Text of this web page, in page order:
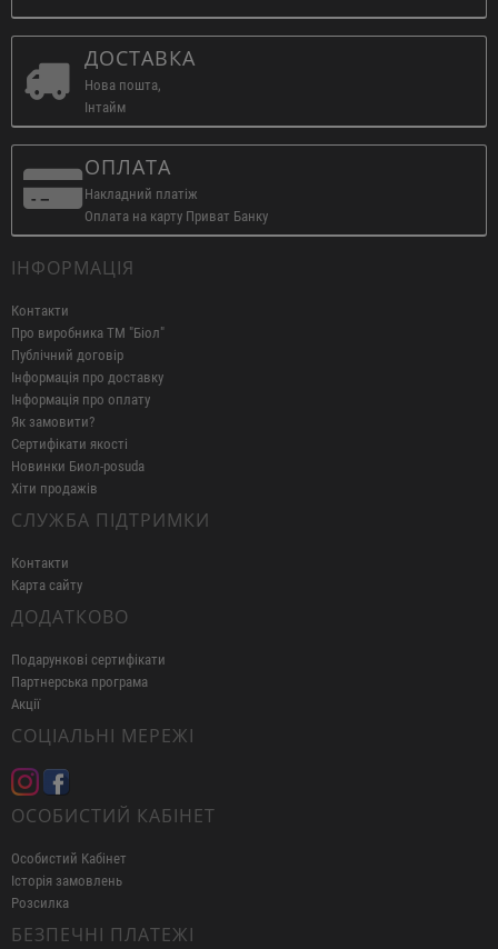
ДОСТАВКА
Нова пошта,
Інтайм
ОПЛАТА
Накладний платіж
Оплата на карту Приват Банку
ІНФОРМАЦІЯ
Контакти
Про виробника ТМ "Біол"
Публічний договір
Інформація про доставку
Інформація про оплату
Як замовити?
Сертифікати якості
Новинки Биол-posuda
Хіти продажів
СЛУЖБА ПІДТРИМКИ
Контакти
Карта сайту
ДОДАТКОВО
Подарункові сертифікати
Партнерська програма
Акції
СОЦІАЛЬНІ МЕРЕЖІ
ОСОБИСТИЙ КАБІНЕТ
Особистий Кабінет
Історія замовлень
Розсилка
БЕЗПЕЧНІ ПЛАТЕЖІ